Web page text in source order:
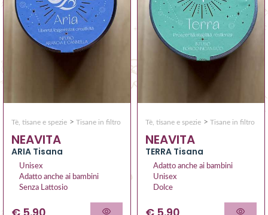
Tè, tisane e spezie > Tisane in filtro
NEAVITA
ARIA Tisana
Unisex
Adatto anche ai bambini
Senza Lattosio
Tè, tisane e spezie > Tisane in filtro
NEAVITA
TERRA Tisana
Adatto anche ai bambini
Unisex
Dolce